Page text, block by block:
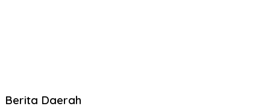
Berita Daerah